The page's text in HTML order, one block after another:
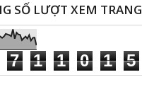
SỐ LƯỢT XEM TRANG
7 1 1 0 1 5